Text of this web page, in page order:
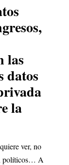
las
datos
la
ver, no
políticos… A